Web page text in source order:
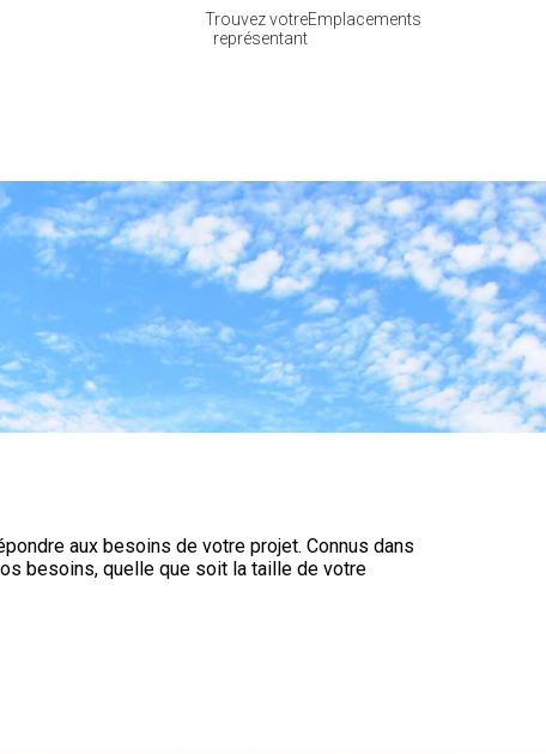
Trouvez votre
représentant
Emplacements
aux besoins de votre projet. Connus dans
besoins, quelle que soit la taille de votre